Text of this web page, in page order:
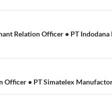
Relation Officer • PT
Officer • PT Simatelex